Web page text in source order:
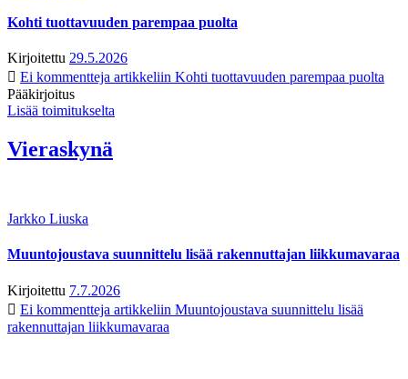
Kohti tuottavuuden parempaa puolta
Kirjoitettu 29.5.2026
Ei kommentteja artikkeliin Kohti tuottavuuden parempaa puolta
Pääkirjoitus
Lisää toimitukselta
Vieraskynä
Jarkko Liuska
Muuntojoustava suunnittelu lisää rakennuttajan liikkumavaraa
Kirjoitettu 7.7.2026
Ei kommentteja artikkeliin Muuntojoustava suunnittelu lisää
rakennuttajan liikkumavaraa